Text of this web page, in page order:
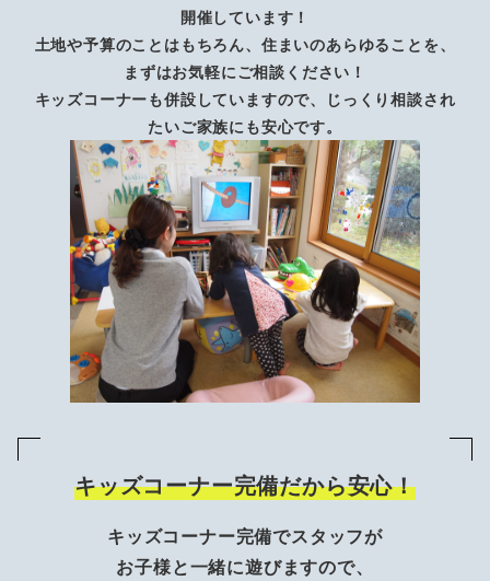
開催しています！
土地や予算のことはもちろん、住まいのあらゆることを、
まずはお気軽にご相談ください！
キッズコーナーも併設していますので、じっくり相談され
たいご家族にも安心です。
キッズコーナー完備だから安心！
キッズコーナー完備でスタッフが
お子様と一緒に遊びますので、